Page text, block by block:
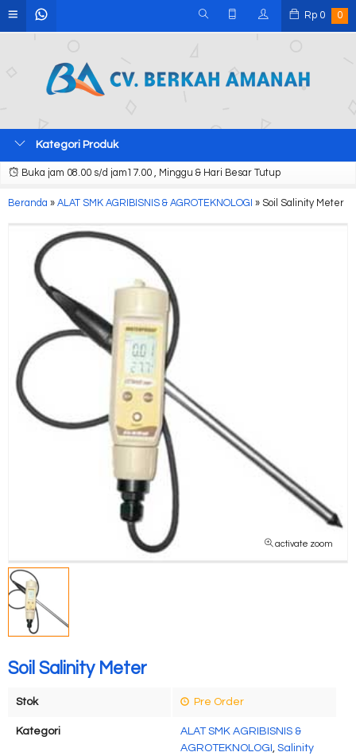
Rp 0 0
Kategori Produk
Buka jam 08.00 s/d jam17.00 , Minggu & Hari Besar Tutup
Beranda » ALAT SMK AGRIBISNIS & AGROTEKNOLOGI » Soil Salinity Meter
activate zoom
Soil Salinity Meter
Stok Pre Order
Kategori
ALAT SMK AGRIBISNIS &
AGROTEKNOLOGI , Salinity